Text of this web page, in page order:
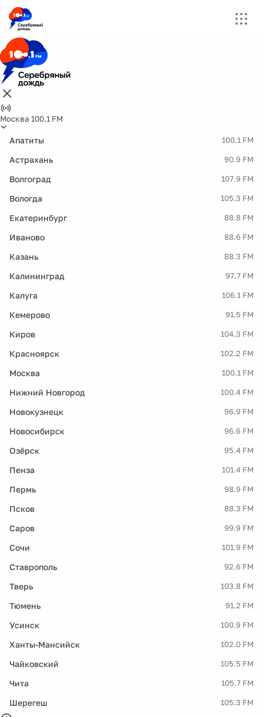
Москва 100.1 FM
Апатиты 100.1 FM
Астрахань 90.9 FM
Волгоград 107.9 FM
Вологда 105.3 FM
Екатеринбург 88.8 FM
Иваново 88.6 FM
Казань 88.3 FM
Калининград 97.7 FM
Калуга 106.1 FM
Кемерово 91.5 FM
Киров 104.3 FM
Красноярск 102.2 FM
Москва 100.1 FM
Нижний Новгород 100.4 FM
Новокузнецк 96.9 FM
Новосибирск 96.6 FM
Озёрск 95.4 FM
Пенза 101.4 FM
Пермь 98.9 FM
Псков 88.3 FM
Саров 99.9 FM
Сочи 101.9 FM
Ставрополь 92.6 FM
Тверь 103.8 FM
Тюмень 91.2 FM
Усинск 100.9 FM
Ханты-Мансийск 102.0 FM
Чайковский 105.5 FM
Чита 105.7 FM
Шерегеш 105.3 FM